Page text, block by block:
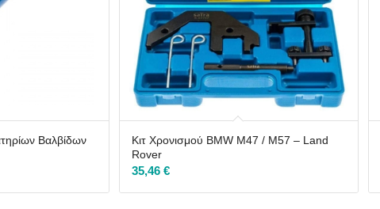
Βαλβίδων
Κιτ Χρονισμού BMW M47 / M57 – Land
Rover
35,46€